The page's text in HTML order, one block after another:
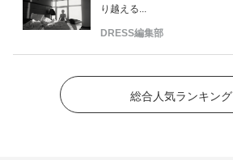
り越える...
DRESS編集部
総合人気ランキング